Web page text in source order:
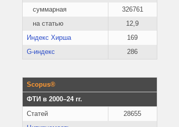
суммарная
326761
на статью
12,9
Индекс Хирша
169
G-индекс
286
Scopus®
ФТИ в 2000–24 гг.
Статей
28655